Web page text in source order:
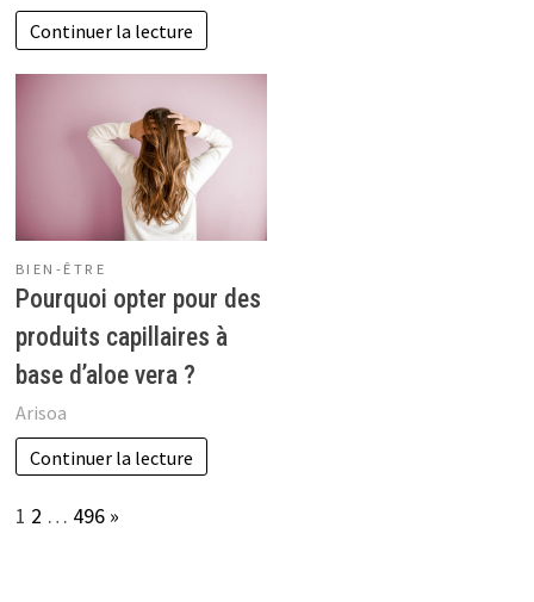
Continuer la lecture
BIEN-ÊTRE
Pourquoi opter pour des
produits capillaires à
base d’aloe vera ?
Arisoa
Continuer la lecture
Page:
1 2 … 496 Next
»